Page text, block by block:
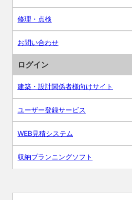
修理・点検
お問い合わせ
ログイン
建築・設計関係者様向けサイト
ユーザー登録サービス
WEB見積システム
収納プランニングソフト